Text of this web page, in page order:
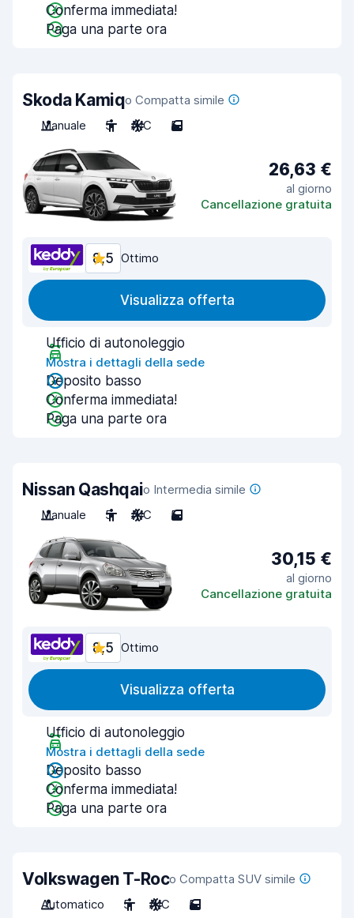
Conferma immediata!
Paga una parte ora
Skoda Kamiqo Compatta simile
Manuale
5 A/C 5
26,63 €
al giorno
Cancellazione gratuita
8,5 Ottimo
Visualizza offerta
Ufficio di autonoleggio
Mostra i dettagli della sede
Deposito basso
Conferma immediata!
Paga una parte ora
Nissan Qashqaio Intermedia simile
Manuale
5 A/C 5
30,15 €
al giorno
Cancellazione gratuita
8,5 Ottimo
Visualizza offerta
Ufficio di autonoleggio
Mostra i dettagli della sede
Deposito basso
Conferma immediata!
Paga una parte ora
Volkswagen T-Roco Compatta SUV simile
Automatico
5 A/C 5